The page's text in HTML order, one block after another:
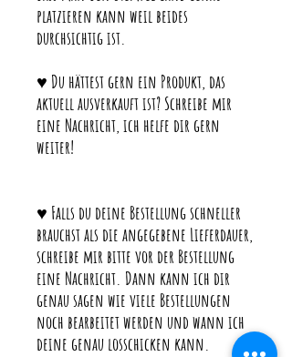
platzieren kann weil beides
durchsichtig ist.
♥ Du hättest gern ein Produkt, das
aktuell ausverkauft ist? Schreibe mir
eine Nachricht, ich helfe dir gern
weiter!
♥ Falls du deine Bestellung schneller
brauchst als die angegebene Lieferdauer,
schreibe mir bitte vor der Bestellung
eine Nachricht. Dann kann ich dir
genau sagen wie viele Bestellungen
noch bearbeitet werden und wann ich
deine genau losschicken kann.